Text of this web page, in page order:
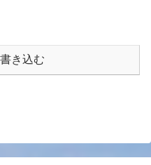
き込む